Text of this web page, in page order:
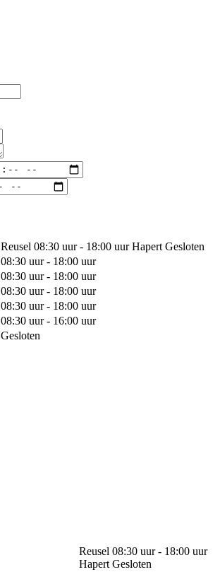
Reusel 08:30 uur - 18:00 uur Hapert Gesloten
08:30 uur - 18:00 uur
08:30 uur - 18:00 uur
08:30 uur - 18:00 uur
08:30 uur - 18:00 uur
08:30 uur - 16:00 uur
Gesloten
Reusel 08:30 uur - 18:00 uur
Hapert Gesloten